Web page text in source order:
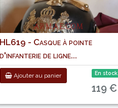
HL619 - Casque à pointe
d'infanterie de ligne...
Ajouter au panier En stock
119 €